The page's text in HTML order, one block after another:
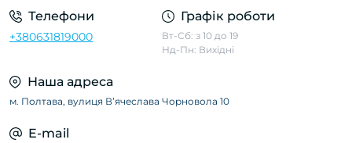
Телефони
+380631819000
Графік роботи
Вт-Сб: з 10 до 19
Нд-Пн: Вихідні
Наша адреса
м. Полтава, вулиця Вʼячеслава Чорновола 10
E-mail